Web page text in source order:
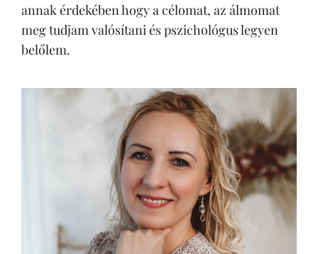
annak érdekében hogy a célomat, az álmomat
meg tudjam valósítani és pszichológus legyen
belőlem.